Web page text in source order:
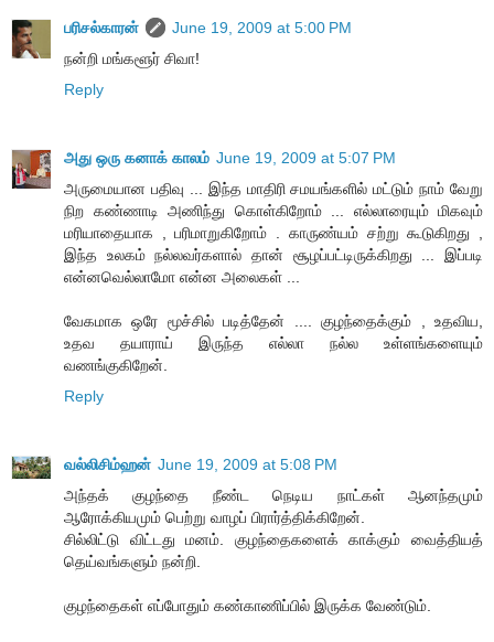
பரிசல்காரன்
June 19, 2009 at 5:00 PM
நன்றி மங்களூர் சிவா!
Reply
அது ஒரு கனாக் காலம் June 19, 2009 at 5:07 PM
அருமையான பதிவு ... இந்த மாதிரி சமயங்களில் மட்டும் நாம் வேறு
நிற கண்ணாடி அணிந்து கொள்கிறோம் ... எல்லாரையும் மிகவும்
மரியாதையாக , பரிமாறுகிறோம் . காருண்யம் சற்று கூடுகிறது ,
இந்த உலகம் நல்லவர்களால் தான் சூழப்பட்டிருக்கிறது ... இப்படி
என்னவெல்லாமோ என்ன அலைகள் ...
வேகமாக ஒரே மூச்சில் படித்தேன் .... குழந்தைக்கும் , உதவிய,
உதவ தயாராய் இருந்த எல்லா நல்ல உள்ளங்களையும்
வணங்குகிறேன்.
Reply
வல்லிசிம்ஹன் June 19, 2009 at 5:08 PM
அந்தக் குழந்தை நீண்ட நெடிய நாட்கள் ஆனந்தமும்
ஆரோக்கியமும் பெற்று வாழப் பிரார்த்திக்கிறேன்.
சில்லிட்டு விட்டது மனம். குழந்தைகளைக் காக்கும் வைத்தியத்
தெய்வங்களும் நன்றி.
குழந்தைகள் எப்போதும் கண்காணிப்பில் இருக்க வேண்டும்.